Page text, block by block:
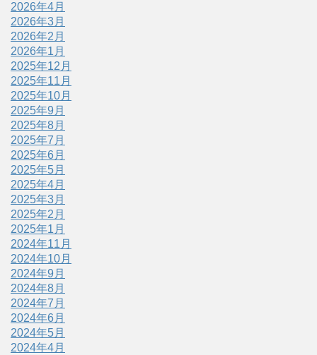
2026年4月
2026年3月
2026年2月
2026年1月
2025年12月
2025年11月
2025年10月
2025年9月
2025年8月
2025年7月
2025年6月
2025年5月
2025年4月
2025年3月
2025年2月
2025年1月
2024年11月
2024年10月
2024年9月
2024年8月
2024年7月
2024年6月
2024年5月
2024年4月